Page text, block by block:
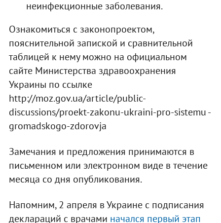
неинфекционные заболевания.
Ознакомиться с законопроектом,
пояснительной запиской и сравнительной
таблицей к нему можно на официальном
сайте Министерства здравоохранения
Украины по ссылке
http://moz.gov.ua/article/public-
discussions/proekt-zakonu-ukraini-pro-sistemu -
gromadskogo-zdorovja
Замечания и предложения принимаются в
письменном или электронном виде в течение
месяца со дня опубликования.
Напомним, 2 апреля в Украине с подписания
деклараций с врачами начался первый этап